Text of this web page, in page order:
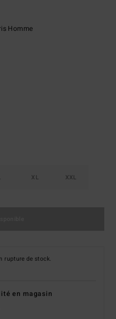
Homme
XL XXL
rupture de stock.
en magasin